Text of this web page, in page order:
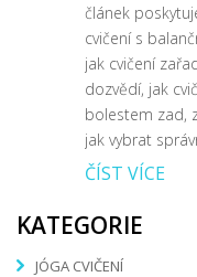
článek
cvičení s
jak cvičení
dozvědí, jak
bolestem zad,
jak vybrat
ČÍST VÍCE
KATEGORIE
JÓGA CVIČENÍ